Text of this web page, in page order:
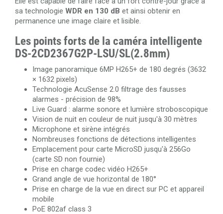
sa technologie WDR en 130 dB et ainsi obtenir en
permanence une image claire et lisible.
Les points forts de la caméra intelligente
DS-2CD2367G2P-LSU/SL(2.8mm)
Image panoramique 6MP H265+ de 180 degrés (3632
× 1632 pixels)
Technologie AcuSense 2.0 filtrage des fausses
alarmes - précision de 98%
Live Guard : alarme sonore et lumière stroboscopique
Vision de nuit en couleur de nuit jusqu'à 30 mètres
Microphone et sirène intégrés
Nombreuses fonctions de détections intelligentes
Emplacement pour carte MicroSD jusqu'à 256Go
(carte SD non fournie)
Prise en charge codec vidéo H265+
Grand angle de vue horizontal de 180°
Prise en charge de la vue en direct sur PC et appareil
mobile
PoE 802af class 3